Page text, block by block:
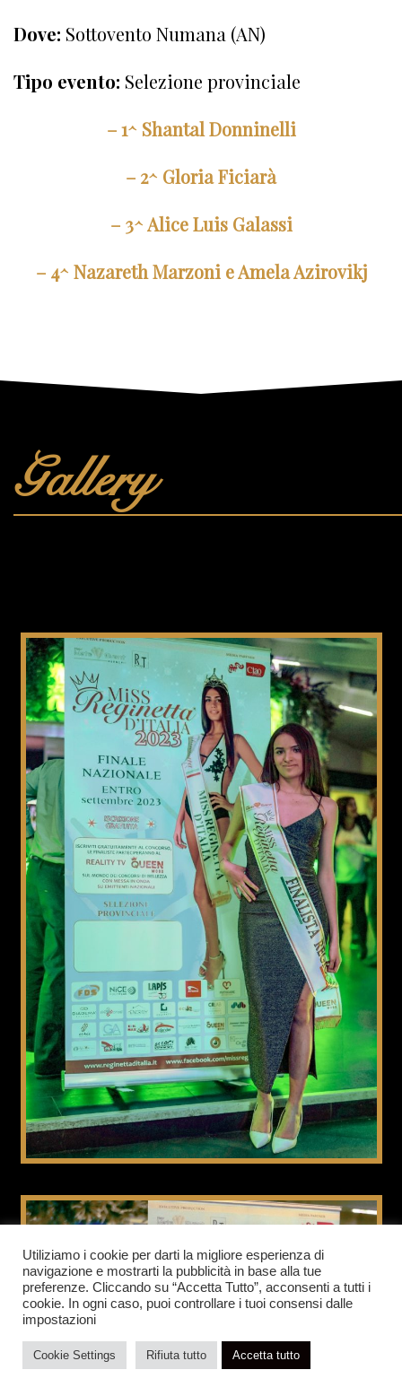
Dove: Sottovento Numana (AN)
Tipo evento: Selezione provinciale
– 1^ Shantal Donninelli
– 2^ Gloria Ficiarà
– 3^ Alice Luis Galassi
– 4^ Nazareth Marzoni e Amela Azirovikj
Gallery
Utiliziamo i cookie per darti la migliore esperienza di
navigazione e mostrarti la pubblicità in base alla tue
preferenze. Cliccando su “Accetta Tutto”, acconsenti a tutti i
cookie. In ogni caso, puoi controllare i tuoi consensi dalle
impostazioni
Cookie Settings Rifiuta tutto Accetta tutto